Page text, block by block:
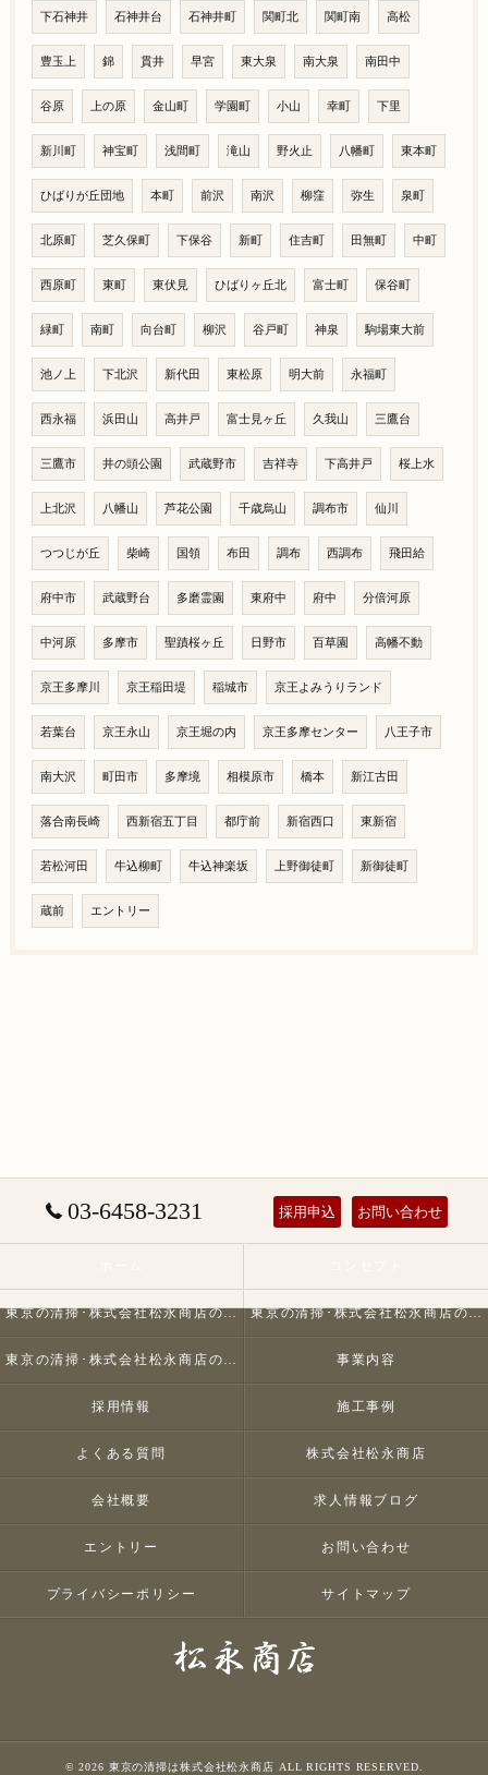
下石神井 石神井台 石神井町 関町北 関町南 高松
豊玉上 錦 貫井 早宮 東大泉 南大泉 南田中
谷原 上の原 金山町 学園町 小山 幸町 下里
新川町 神宝町 浅間町 滝山 野火止 八幡町 東本町
ひばりが丘団地 本町 前沢 南沢 柳窪 弥生 泉町
北原町 芝久保町 下保谷 新町 住吉町 田無町 中町
西原町 東町 東伏見 ひばりヶ丘北 富士町 保谷町
緑町 南町 向台町 柳沢 谷戸町 神泉 駒場東大前
池ノ上 下北沢 新代田 東松原 明大前 永福町
西永福 浜田山 高井戸 富士見ヶ丘 久我山 三鷹台
三鷹市 井の頭公園 武蔵野市 吉祥寺 下高井戸 桜上水
上北沢 八幡山 芦花公園 千歳烏山 調布市 仙川
つつじが丘 柴崎 国領 布田 調布 西調布 飛田給
府中市 武蔵野台 多磨霊園 東府中 府中 分倍河原
中河原 多摩市 聖蹟桜ヶ丘 日野市 百草園 高幡不動
京王多摩川 京王稲田堤 稲城市 京王よみうりランド
若葉台 京王永山 京王堀の内 京王多摩センター 八王子市
南大沢 町田市 多摩境 相模原市 橋本 新江古田
落合南長崎 西新宿五丁目 都庁前 新宿西口 東新宿
若松河田 牛込柳町 牛込神楽坂 上野御徒町 新御徒町
蔵前 エントリー
03-6458-3231 採用申込 お問い合わせ
東京の清掃･株式会社松永商店の口コミ情報 東京の清掃･株式会社松永商店の評判
東京の清掃･株式会社松永商店のお客様の声 事業内容
採用情報 施工事例
よくある質問 株式会社松永商店
会社概要 求人情報ブログ
エントリー お問い合わせ
プライバシーポリシー サイトマップ
© 2026 東京の清掃は株式会社松永商店 ALL RIGHTS RESERVED.